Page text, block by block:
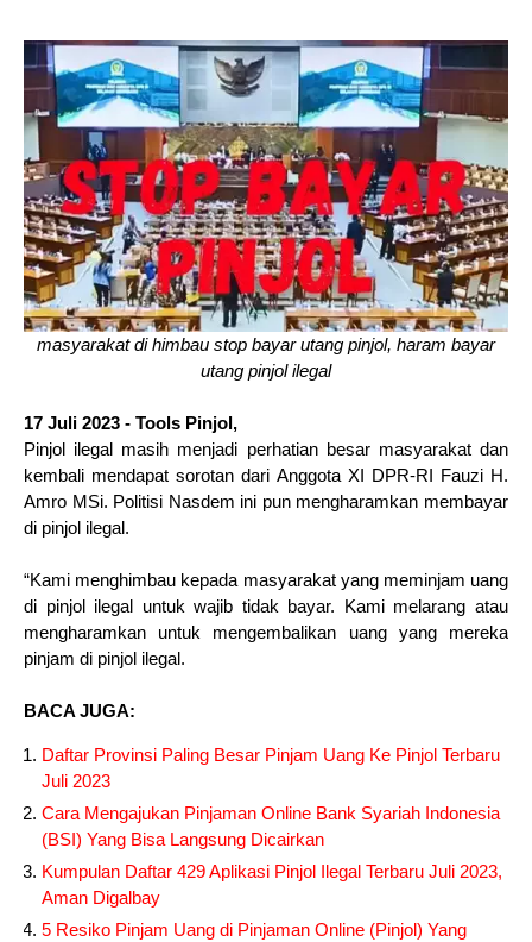
masyarakat di himbau stop bayar utang pinjol, haram bayar
utang pinjol ilegal
17 Juli 2023 - Tools Pinjol,
Pinjol ilegal masih menjadi perhatian besar masyarakat dan
kembali mendapat sorotan dari Anggota XI DPR-RI Fauzi H.
Amro MSi. Politisi Nasdem ini pun mengharamkan membayar
di pinjol ilegal.
“Kami menghimbau kepada masyarakat yang meminjam uang
di pinjol ilegal untuk wajib tidak bayar. Kami melarang atau
mengharamkan untuk mengembalikan uang yang mereka
pinjam di pinjol ilegal.
BACA JUGA:
Daftar Provinsi Paling Besar Pinjam Uang Ke Pinjol Terbaru
Juli 2023
Cara Mengajukan Pinjaman Online Bank Syariah Indonesia
(BSI) Yang Bisa Langsung Dicairkan
Kumpulan Daftar 429 Aplikasi Pinjol Ilegal Terbaru Juli 2023,
Aman Digalbay
5 Resiko Pinjam Uang di Pinjaman Online (Pinjol) Yang